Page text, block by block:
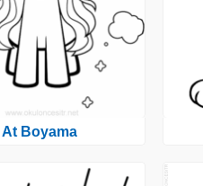
At Boyama